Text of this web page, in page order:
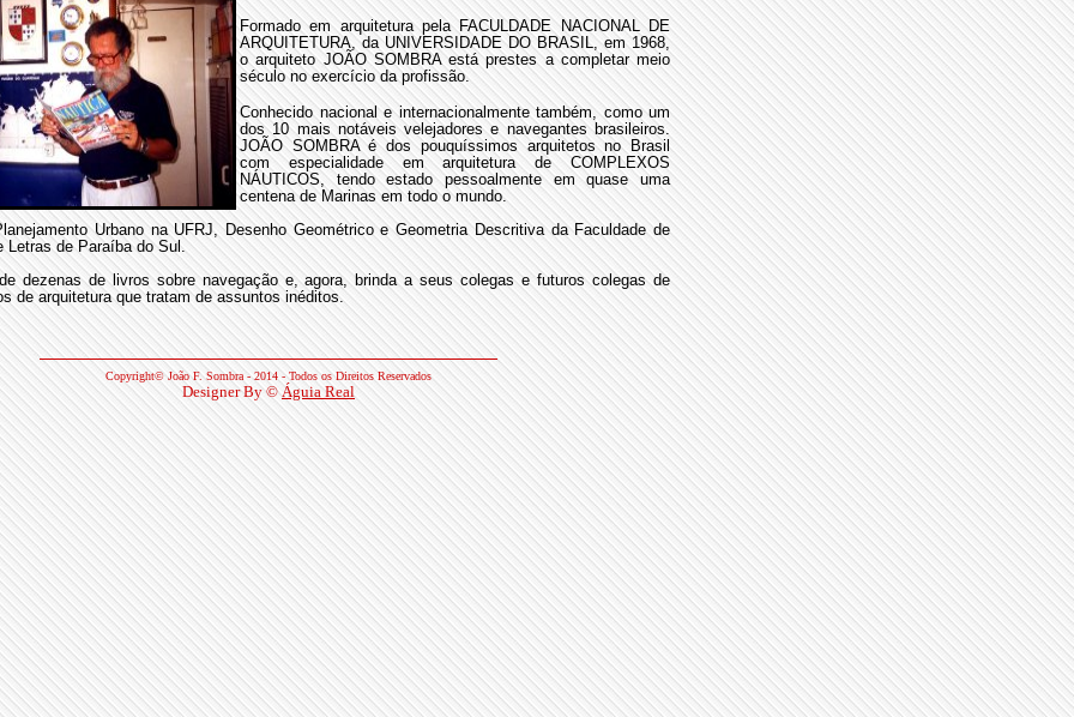
Formado em arquitetura pela FACULDADE NACIONAL DE
ARQUITETURA, da UNIVERSIDADE DO BRASIL, em 1968,
o arquiteto JOÃO SOMBRA está prestes a completar meio
século no exercício da profissão.
Conhecido nacional e internacionalmente também, como um
dos 10 mais notáveis velejadores e navegantes brasileiros.
JOÃO SOMBRA é dos pouquíssimos arquitetos no Brasil
com especialidade em arquitetura de COMPLEXOS
NÁUTICOS, tendo estado pessoalmente em quase uma
centena de Marinas em todo o mundo.
Urbano na UFRJ, Desenho Geométrico e Geometria Descritiva da Faculdade de
Letras de Paraíba do Sul.
dezenas de livros sobre navegação e, agora, brinda a seus colegas e futuros colegas de
de arquitetura que tratam de assuntos inéditos.
Copyright©João F. Sombra - 2014 - Todos os Direitos Reservados
Designer By ©Águia Real